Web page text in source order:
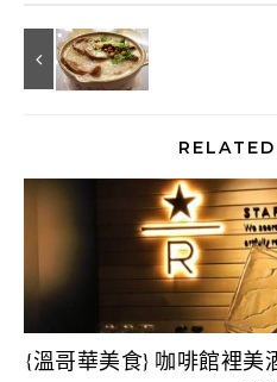
{溫哥華美食} 咖啡館裡美